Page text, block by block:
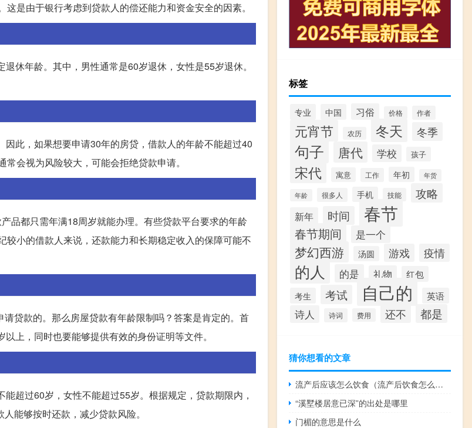
是由于银行考虑到贷款人的偿还能力和资金安全的因素。
休年龄。其中，男性通常是60岁退休，女性是55岁退休。
此，如果想要申请30年的房贷，借款人的年龄不能超过40
会视为风险较大，可能会拒绝贷款申请。
品都只需年满18周岁就能办理。有些贷款平台要求的年龄
小的借款人来说，还款能力和长期稳定收入的保障可能不
贷款的。那么房屋贷款有年龄限制吗？答案是肯定的。首
上，同时也要能够提供有效的身份证明等文件。
超过60岁，女性不能超过55岁。根据规定，贷款期限内，
能够按时还款，减少贷款风险。
标签
专业 中国 习俗 价格 作者
元宵节 农历 冬天 冬季
句子 唐代 学校 孩子
宋代 寓意 工作 年初 年货
年龄 很多人 手机 技能 攻略
新年 时间 春节
春节期间 是一个
梦幻西游 汤圆 游戏 疫情
的人 的是 礼物
红包
考生
考试 自己的 英语
诗人 诗词 费用 还不 都是
猜你想看的文章
流产后应该怎么饮食（流产后饮食怎么注意）
“溪墅楼居意已深”的出处是哪里
门楣的意思是什么